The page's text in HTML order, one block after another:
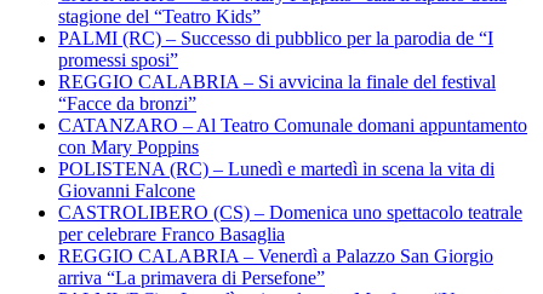
stagione del “Teatro Kids”
PALMI (RC) – Successo di pubblico per la parodia de “I
promessi sposi”
REGGIO CALABRIA – Si avvicina la finale del festival
“Facce da bronzi”
CATANZARO – Al Teatro Comunale domani appuntamento
con Mary Poppins
POLISTENA (RC) – Lunedì e martedì in scena la vita di
Giovanni Falcone
CASTROLIBERO (CS) – Domenica uno spettacolo teatrale
per celebrare Franco Basaglia
REGGIO CALABRIA – Venerdì a Palazzo San Giorgio
arriva “La primavera di Persefone”